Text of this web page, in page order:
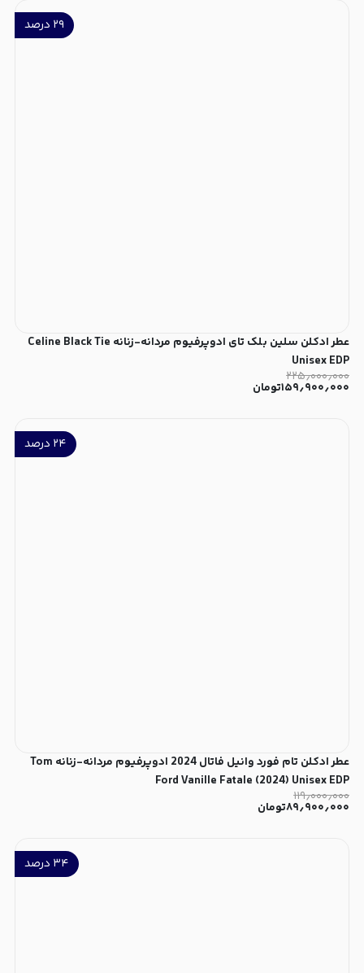
۲۹ درصد
عطر ادکلن سلین بلک تای ادوپرفیوم مردانه-زنانه Celine Black Tie
Unisex EDP
۲۲۵٫۰۰۰٫۰۰۰
۱۵۹٫۹۰۰٫۰۰۰تومان
۲۴ درصد
عطر ادکلن تام فورد وانیل فاتال 2024 ادوپرفیوم مردانه-زنانه Tom
Ford Vanille Fatale (2024) Unisex EDP
۱۱۹٫۰۰۰٫۰۰۰
۸۹٫۹۰۰٫۰۰۰تومان
۳۴ درصد